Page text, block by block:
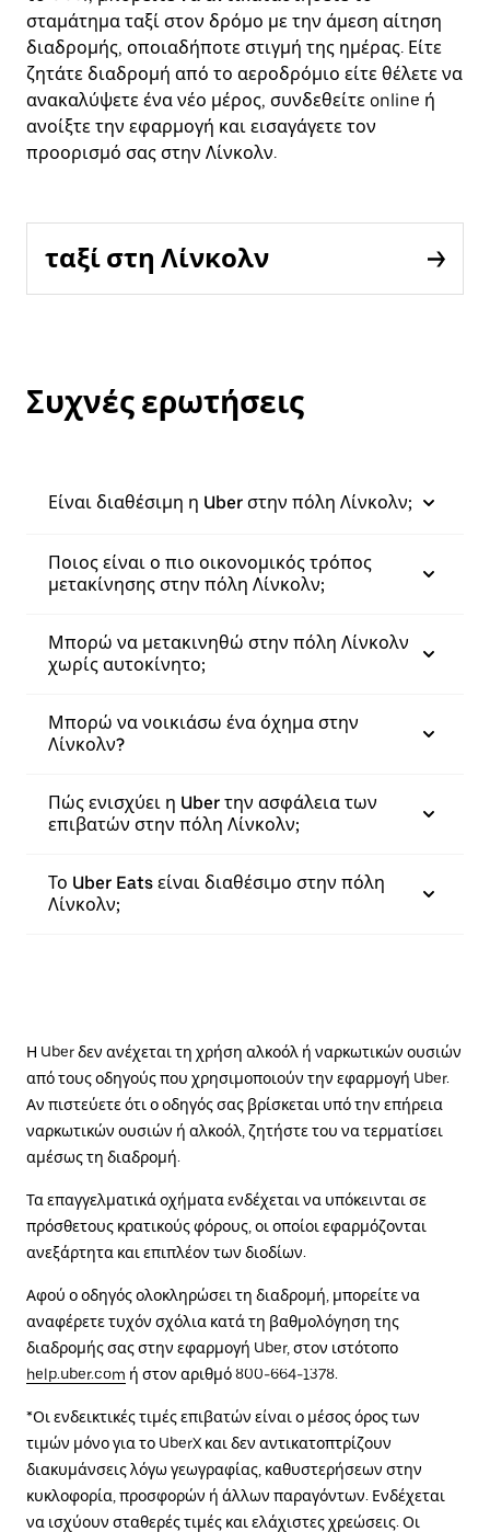
σταμάτημα ταξί στον δρόμο με την άμεση αίτηση
διαδρομής, οποιαδήποτε στιγμή της ημέρας. Είτε
ζητάτε διαδρομή από το αεροδρόμιο είτε θέλετε να
ανακαλύψετε ένα νέο μέρος, συνδεθείτε online ή
ανοίξτε την εφαρμογή και εισαγάγετε τον
προορισμό σας στην Λίνκολν.
ταξί στη Λίνκολν
Συχνές ερωτήσεις
Είναι διαθέσιμη η Uber στην πόλη Λίνκολν;
Ποιος είναι ο πιο οικονομικός τρόπος
μετακίνησης στην πόλη Λίνκολν;
Μπορώ να μετακινηθώ στην πόλη Λίνκολν
χωρίς αυτοκίνητο;
Μπορώ να νοικιάσω ένα όχημα στην
Λίνκολν?
Πώς ενισχύει η Uber την ασφάλεια των
επιβατών στην πόλη Λίνκολν;
Το Uber Eats είναι διαθέσιμο στην πόλη
Λίνκολν;
Η Uber δεν ανέχεται τη χρήση αλκοόλ ή ναρκωτικών ουσιών
από τους οδηγούς που χρησιμοποιούν την εφαρμογή Uber.
Αν πιστεύετε ότι ο οδηγός σας βρίσκεται υπό την επήρεια
ναρκωτικών ουσιών ή αλκοόλ, ζητήστε του να τερματίσει
αμέσως τη διαδρομή.
Τα επαγγελματικά οχήματα ενδέχεται να υπόκεινται σε
πρόσθετους κρατικούς φόρους, οι οποίοι εφαρμόζονται
ανεξάρτητα και επιπλέον των διοδίων.
Αφού ο οδηγός ολοκληρώσει τη διαδρομή, μπορείτε να
αναφέρετε τυχόν σχόλια κατά τη βαθμολόγηση της
διαδρομής σας στην εφαρμογή Uber, στον ιστότοπο
help.uber.com ή στον αριθμό 800-664-1378.
*Οι ενδεικτικές τιμές επιβατών είναι ο μέσος όρος των
τιμών μόνο για το UberX και δεν αντικατοπτρίζουν
διακυμάνσεις λόγω γεωγραφίας, καθυστερήσεων στην
κυκλοφορία, προσφορών ή άλλων παραγόντων. Ενδέχεται
να ισχύουν σταθερές τιμές και ελάχιστες χρεώσεις. Οι